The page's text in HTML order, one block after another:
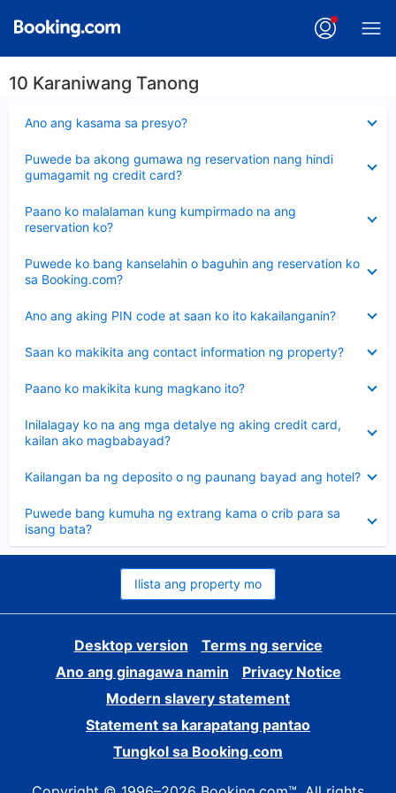
10 Karaniwang Tanong
Ano ang kasama sa presyo?
ang
Puwede ba akong gumawa ng reservation nang hindi
gumagamit ng credit card?
ang
sagot
Paano ko malalaman kung kumpirmado na ang
reservation ko?
ang
sagot
Puwede ko bang kanselahin o baguhin ang reservation ko
sa Booking.com?
ang
sagot
Ano ang aking PIN code at saan ko ito kakailanganin?
ang
Saan ko makikita ang contact information ng property?
ang
Paano ko makikita kung magkano ito?
ang
Inilalagay ko na ang mga detalye ng aking credit card,
kailan ako magbabayad?
ang
sagot
Kailangan ba ng deposito o ng paunang bayad ang hotel?
ang
Puwede bang kumuha ng extrang kama o crib para sa
isang bata?
ang
sagot
Ilista ang property mo
Desktop version
Terms ng service
Ano ang ginagawa namin
Privacy Notice
Modern slavery statement
Statement sa karapatang pantao
Tungkol sa Booking.com